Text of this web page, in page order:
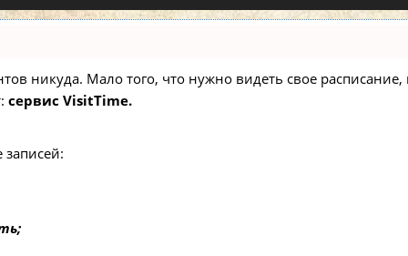
никуда. Мало того, что нужно видеть свое
сервис VisitTime.